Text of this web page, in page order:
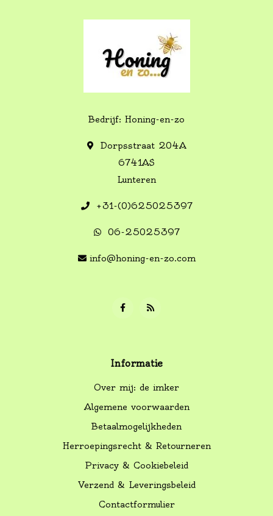
Bedrijf: Honing-en-zo
Dorpsstraat 204A
6741AS
Lunteren
+31-(0)625025397
06-25025397
info@honing-en-zo.com
Informatie
Over mij: de imker
Algemene voorwaarden
Betaalmogelijkheden
Herroepingsrecht & Retourneren
Privacy & Cookiebeleid
Verzend & Leveringsbeleid
Contactformulier